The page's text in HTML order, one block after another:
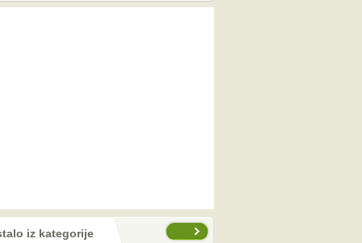
iz kategorije